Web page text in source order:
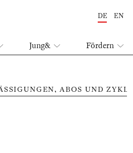
DE EN
Jung& Fördern
ABOS UND